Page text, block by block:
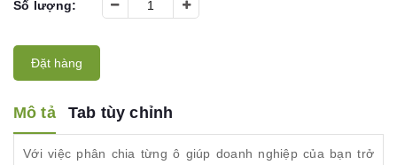
Số lượng:
Đặt hàng
Mô tả Tab tùy chỉnh
Với việc phân chia từng ô giúp doanh nghiệp của bạn trở